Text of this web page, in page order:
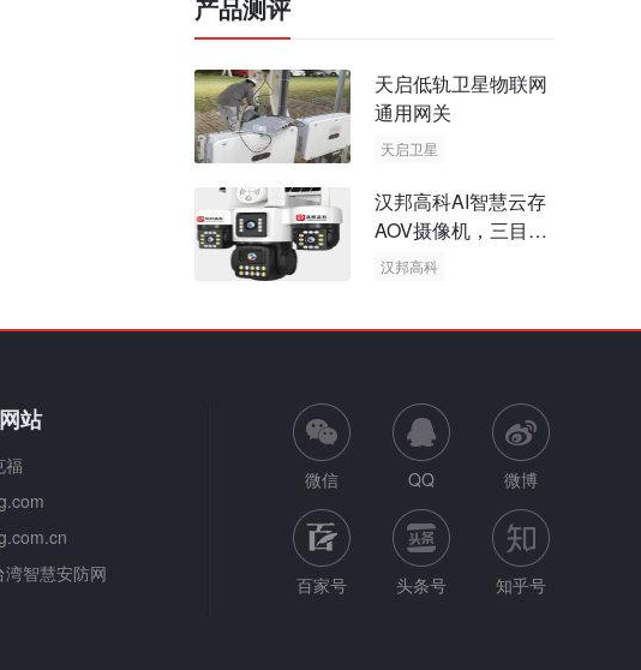
产品测评
天启低轨卫星物联网
通用网关
天启卫星
汉邦高科AI智慧云存
AOV摄像机，三目太
阳能多摄球机
汉邦高科
站
福
湾智慧安防网
微信 QQ 微博
百家号 头条号 知乎号